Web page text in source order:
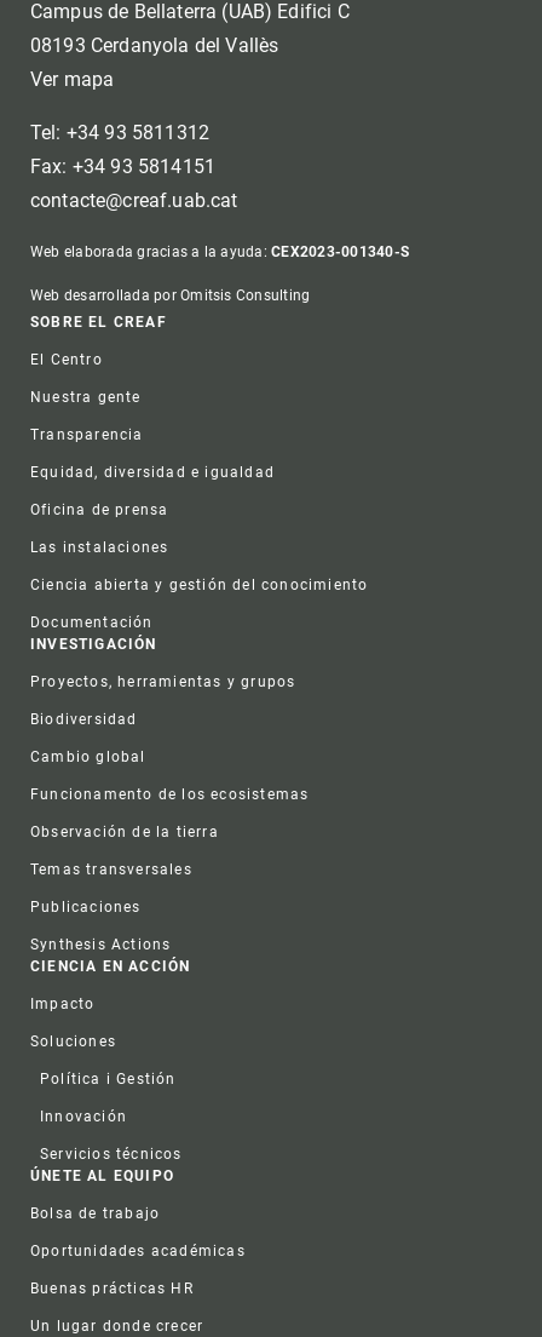
Campus de Bellaterra (UAB) Edifici C
08193 Cerdanyola del Vallès
Ver mapa
Tel: +34 93 5811312
Fax: +34 93 5814151
contacte@creaf.uab.cat
Web elaborada gracias a la ayuda:CEX2023-001340-S
Web desarrollada por Omitsis Consulting
Footer
SOBRE EL CREAF
El Centro
Nuestra gente
Transparencia
Equidad, diversidad e igualdad
Oficina de prensa
Las instalaciones
Ciencia abierta y gestión del conocimiento
Documentación
INVESTIGACIÓN
Proyectos, herramientas y grupos
Biodiversidad
Cambio global
Funcionamento de los ecosistemas
Observación de la tierra
Temas transversales
Publicaciones
Synthesis Actions
CIENCIA EN ACCIÓN
Impacto
Soluciones
Política i Gestión
Innovación
Servicios técnicos
ÚNETE AL EQUIPO
Bolsa de trabajo
Oportunidades académicas
Buenas prácticas HR
Un lugar donde crecer